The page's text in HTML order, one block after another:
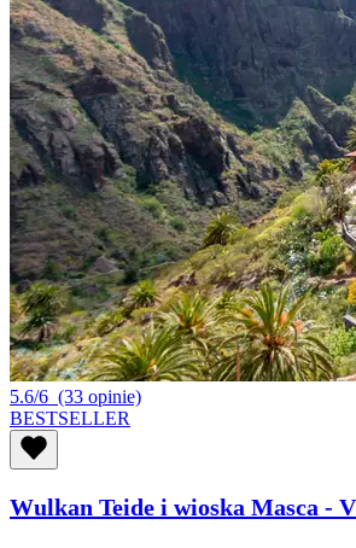
5.6/6 (33 opinie)
BESTSELLER
Wulkan Teide i wioska Masca -